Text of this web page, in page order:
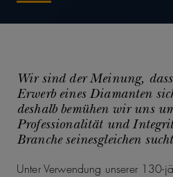
Wir sind der Meinung,
Erwerb eines Diamanten
deshalb bemühen wir uns
Professionalität und
Branche seinesgleichen
Unter Verwendung unserer 130-